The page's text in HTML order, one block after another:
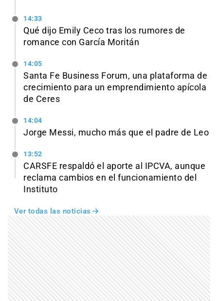
14:33
Qué dijo Emily Ceco tras los rumores de
romance con García Moritán
14:05
Santa Fe Business Forum, una plataforma de
crecimiento para un emprendimiento apícola
de Ceres
14:04
Jorge Messi, mucho más que el padre de Leo
13:52
CARSFE respaldó el aporte al IPCVA, aunque
reclama cambios en el funcionamiento del
Instituto
Ver todas las noticias